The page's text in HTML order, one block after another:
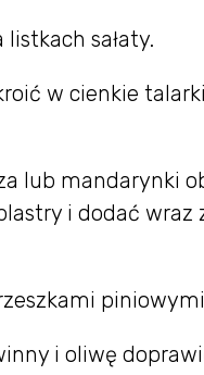
listkach sałaty.
w cienkie
lub mandarynki
i dodać wraz
i oliwę